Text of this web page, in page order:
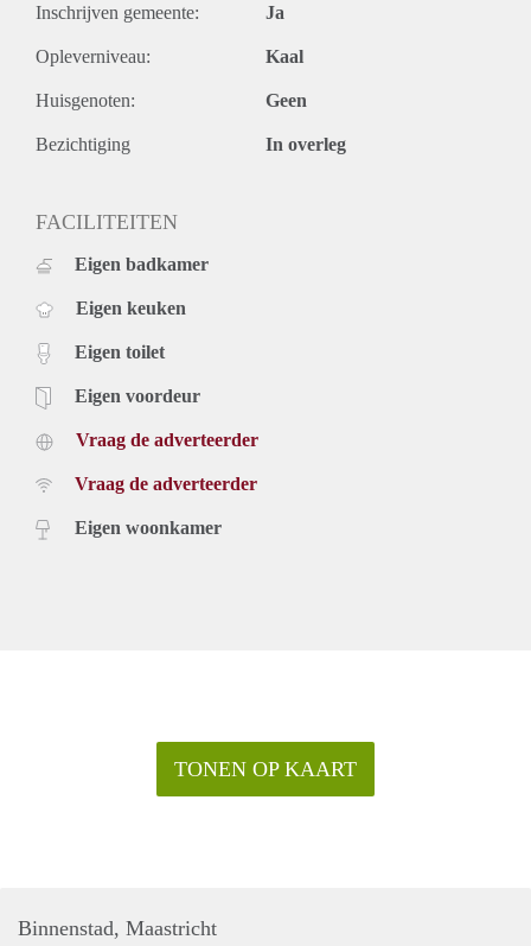
Inschrijven gemeente: Ja
Opleverniveau: Kaal
Huisgenoten: Geen
Bezichtiging In overleg
FACILITEITEN
Eigen badkamer
Eigen keuken
Eigen toilet
Eigen voordeur
Vraag de adverteerder
Vraag de adverteerder
Eigen woonkamer
TONEN OP KAART
Binnenstad, Maastricht